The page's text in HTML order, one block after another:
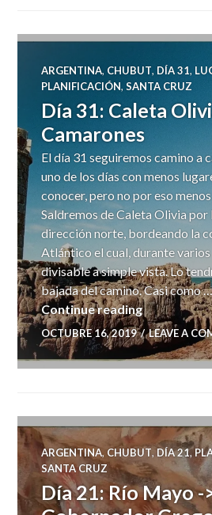
ARGENTINA, CHUBUT, DÍA 31,
PLANIFICACIÓN,SANTA CRUZ
Día 31: Caleta
Camarones
El día 31 seguiremos camino a
uno de los días con menos
conocer, pero no por eso
Saldremos de Caleta Olivia por
dirección norte, bordeando la
Atlántico el cual, durante
divisable a simple vista. Lo
bajada del camino. Casi como
Continue readingDía 31:
OCTUBRE 16, 2019 LEAVE A
ARGENTINA,CHUBUT, DÍA 21,
SANTA CRUZ
Día 21: Río Mayo -